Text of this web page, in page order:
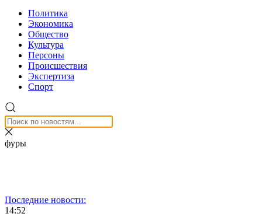
Политика
Экономика
Общество
Культура
Персоны
Происшествия
Экспертиза
Спорт
фуры
Последние новости:
14:52